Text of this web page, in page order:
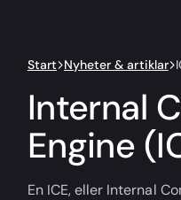
Start Nyheter & artiklar
Internal
Engine
En ICE, eller Internal